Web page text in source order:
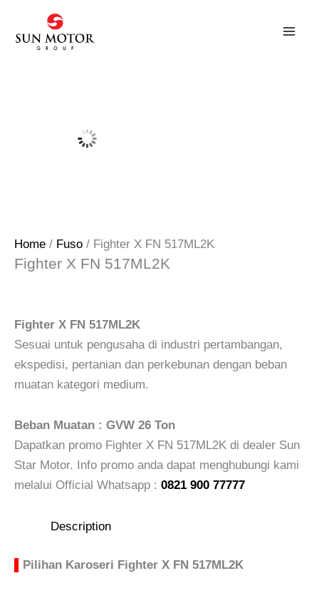
content
Home / Fuso / Fighter X FN 517ML2K
Fighter X FN 517ML2K
Fighter X FN 517ML2K
Sesuai untuk pengusaha di industri pertambangan,
ekspedisi, pertanian dan perkebunan dengan beban
muatan kategori medium.
Beban Muatan : GVW 26 Ton
Dapatkan promo Fighter X FN 517ML2K di dealer Sun
Star Motor. Info promo anda dapat menghubungi kami
melalui Official Whatsapp : 0821 900 77777
Description
Pilihan Karoseri Fighter X FN 517ML2K